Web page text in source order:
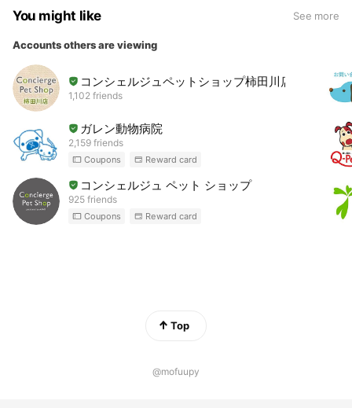
You might like See more
Accounts others are viewing
コンシェルジュペットショップ柿田川店
1,102 friends
ガレン動物病院
2,159 friends
Coupons Reward card
コンシェルジュ ペット ショップ
925 friends
Coupons Reward card
Top
@mofuupy